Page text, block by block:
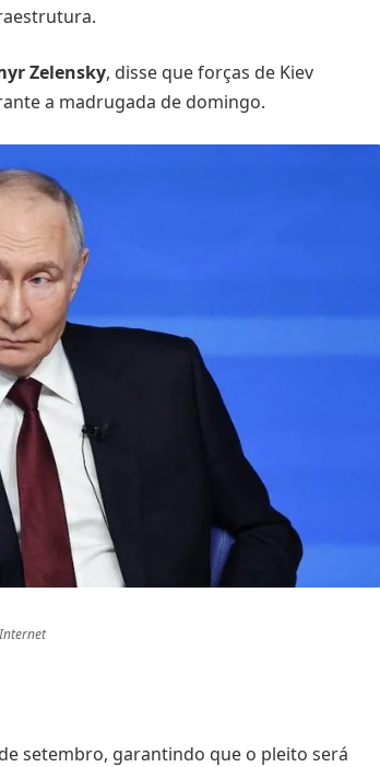
Zelensky, disse que forças de Kiev
a madrugada de domingo.
setembro, garantindo que o pleito será